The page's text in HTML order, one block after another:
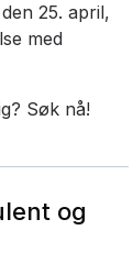
25. april,
med
Søk nå!
og